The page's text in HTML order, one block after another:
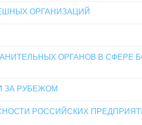
ОРГАНИЗАЦИЙ
ОРГАНОВ В СФЕРЕ
ЗА РУБЕЖОМ
РОССИЙСКИХ